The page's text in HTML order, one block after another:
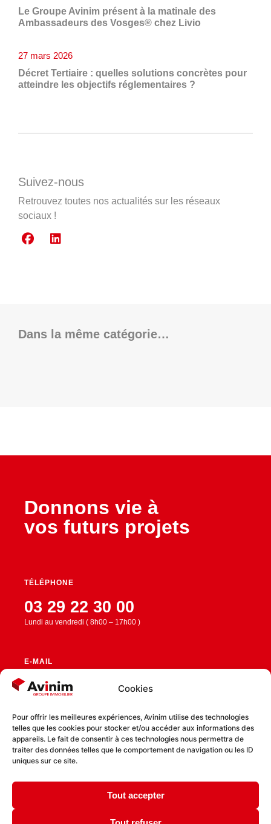
Cookies
Pour offrir les meilleures expériences, Avinim utilise des technologies
telles que les cookies pour stocker et/ou accéder aux informations des
appareils. Le fait de consentir à ces technologies nous permettra de
traiter des données telles que le comportement de navigation ou les ID
uniques sur ce site.
Tout accepter
Le Groupe Avinim présent à la matinale des
Ambassadeurs des Vosges® chez Livio
Décret Tertiaire : quelles solutions concrètes pour
atteindre les objectifs réglementaires ?
27 mars 2026
Suivez-nous
Retrouvez toutes nos actualités sur les réseaux
sociaux !
Dans la même catégorie…
Donnons vie à
vos futurs projets
TÉLÉPHONE
03 29 22 30 00
Lundi au vendredi ( 8h00 – 17h00 )
E-MAIL
contact@avinim.fr
RESTEZ CONNECTÉ
Politique de cookies